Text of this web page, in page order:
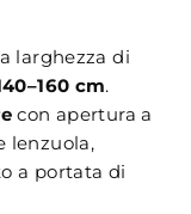
larghezza di
cm.
con apertura a
lenzuola,
a portata di